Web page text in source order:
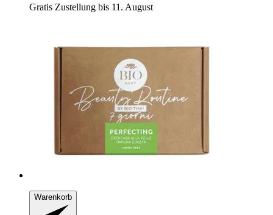
Gratis Zustellung bis 11. August
Warenkorb